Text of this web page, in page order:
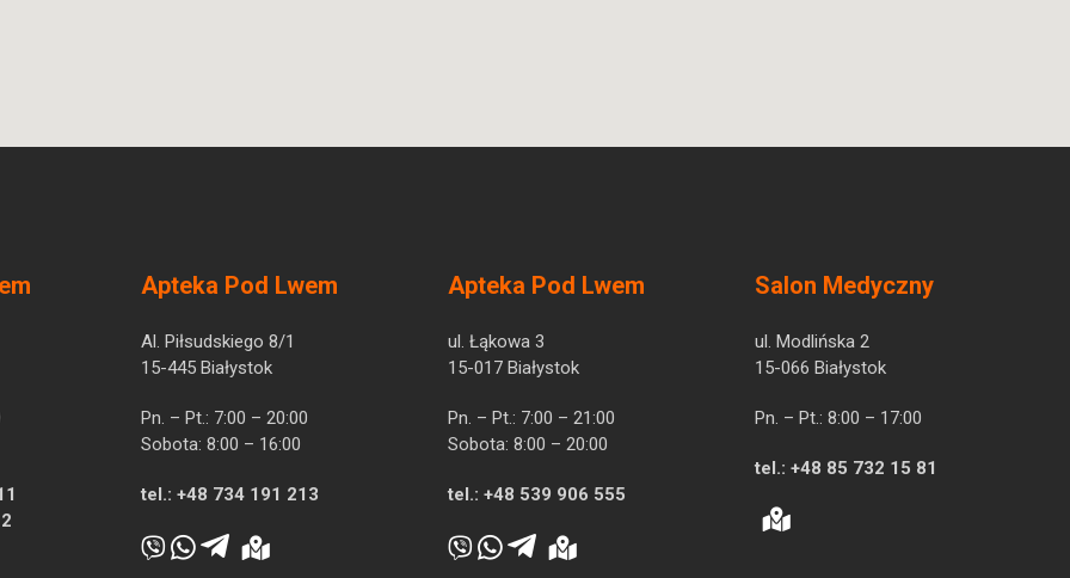
Apteka Pod Lwem
Al. Piłsudskiego 8/1
15-445 Białystok
Pn. – Pt.: 7:00 – 20:00
Sobota: 8:00 – 16:00
tel.: +48 734 191 213
Apteka Pod Lwem
ul. Łąkowa 3
15-017 Białystok
Pn. – Pt.: 7:00 – 21:00
Sobota: 8:00 – 20:00
tel.: +48 539 906 555
Salon Medyczny
ul. Modlińska 2
15-066 Białystok
Pn. – Pt.: 8:00 – 17:00
tel.: +48 85 732 15 81